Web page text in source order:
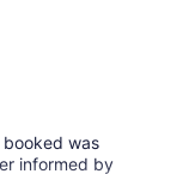
was
informed by